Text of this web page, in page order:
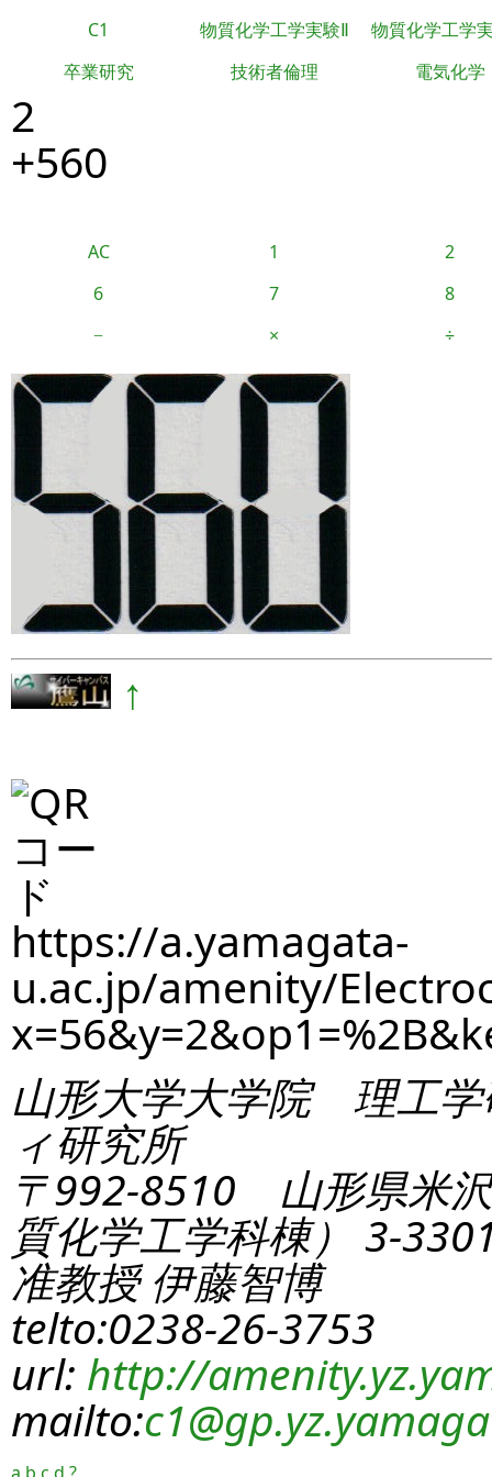
C1 物質化学工学実験Ⅱ
物質化学工学
卒業研究
技術者倫理 電気化学
2
+560
AC 1
2
6
7
8
−
× ÷
↑
https://a.yamagata-
u.ac.jp/amenity/
山形大学大学院 理工学
ィ研究所
〒992-8510 山形県米
質化学工学科棟） 3-
准教授 伊藤智博
telto:0238-26-3753
url: http://
mailto:c1